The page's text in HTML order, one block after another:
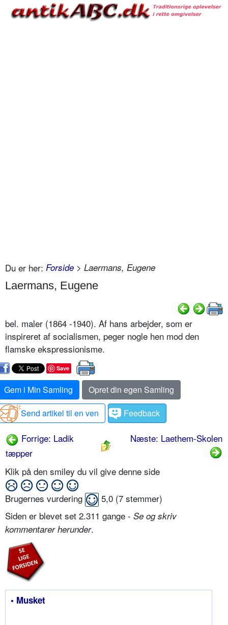
Du er her: Forside > Laermans, Eugene
Laermans, Eugene
bel. maler (1864 -1940). Af hans arbejder, som er
inspireret af socialismen, peger nogle hen mod den
flamske ekspressionisme.
Save
Gem i Min Samling
Opret din egen Samling
Send artikel til en ven
Feedback
Forrige: Ladik
tæpper
Næste: Laethem-Skolen
Klik på den smiley du vil give denne side
Brugernes vurdering 5,0 (7 stemmer)
Siden er blevet set 2.311 gange - Se og skriv
kommentarer herunder.
• Musket